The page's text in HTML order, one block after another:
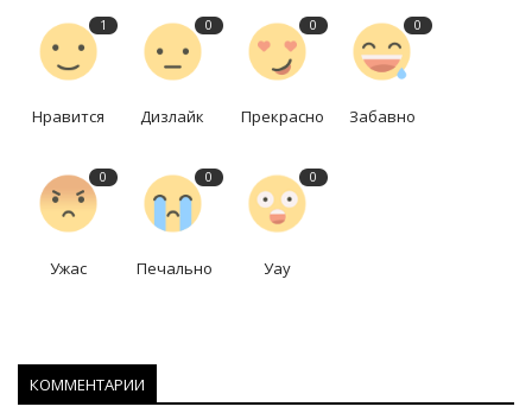
1
Нравится
0
Дизлайк
0
Прекрасно
0
Забавно
0
Ужас
0
Печально
0
Уау
КОММЕНТАРИИ